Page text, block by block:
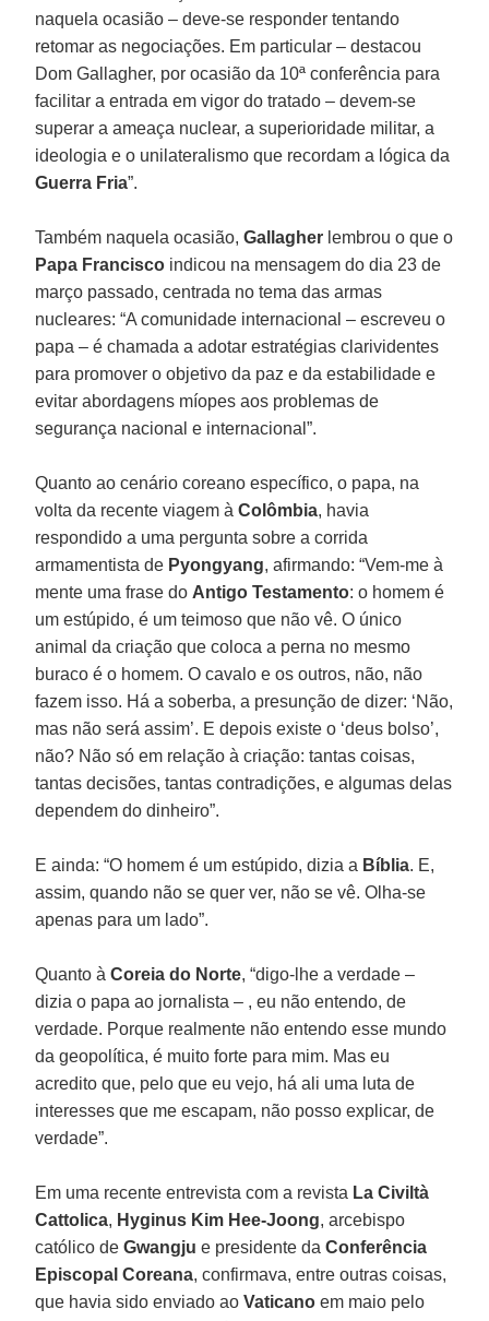
naquela ocasião – deve-se responder tentando
retomar as negociações. Em particular – destacou
Dom Gallagher, por ocasião da 10ª conferência para
facilitar a entrada em vigor do tratado – devem-se
superar a ameaça nuclear, a superioridade militar, a
ideologia e o unilateralismo que recordam a lógica da
Guerra Fria”.
Também naquela ocasião,Gallagher lembrou o que o
Papa Francisco indicou na mensagem do dia 23 de
março passado, centrada no tema das armas
nucleares: “A comunidade internacional – escreveu o
papa – é chamada a adotar estratégias clarividentes
para promover o objetivo da paz e da estabilidade e
evitar abordagens míopes aos problemas de
segurança nacional e internacional”.
Quanto ao cenário coreano específico, o papa, na
volta da recente viagem àColômbia, havia
respondido a uma pergunta sobre a corrida
armamentista de Pyongyang, afirmando: “Vem-me à
mente uma frase do Antigo Testamento: o homem é
um estúpido, é um teimoso que não vê. O único
animal da criação que coloca a perna no mesmo
buraco é o homem. O cavalo e os outros, não, não
fazem isso. Há a soberba, a presunção de dizer: ‘Não,
mas não será assim’. E depois existe o ‘deus bolso’,
não? Não só em relação à criação: tantas coisas,
tantas decisões, tantas contradições, e algumas delas
dependem do dinheiro”.
E ainda: “O homem é um estúpido, dizia a Bíblia. E,
assim, quando não se quer ver, não se vê. Olha-se
apenas para um lado”.
Quanto àCoreia do Norte, “digo-lhe a verdade –
dizia o papa ao jornalista – , eu não entendo, de
verdade. Porque realmente não entendo esse mundo
da geopolítica, é muito forte para mim. Mas eu
acredito que, pelo que eu vejo, há ali uma luta de
interesses que me escapam, não posso explicar, de
verdade”.
Em uma recente entrevista com a revista La Civiltà
Cattolica, Hyginus Kim Hee-Joong, arcebispo
católico deGwangju e presidente daConferência
Episcopal Coreana, confirmava, entre outras coisas,
que havia sido enviado aoVaticano em maio pelo